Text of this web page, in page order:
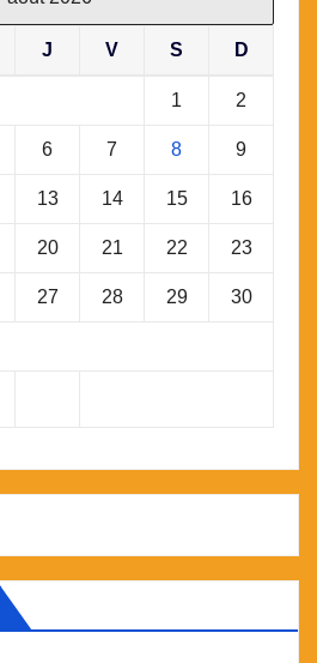
J V S D
1 2
6 7 8 9
13 14 15 16
20 21 22 23
27 28 29 30